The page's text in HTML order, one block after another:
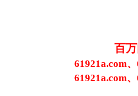
百
61921a.com
61921a.com